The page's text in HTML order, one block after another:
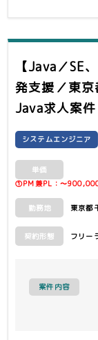
【Java／SE
発支援／東京
Java求人案件
システムエンジニア
単価
①PM兼PL：〜
勤務地 東京都
契約形態 フリー
案件内容